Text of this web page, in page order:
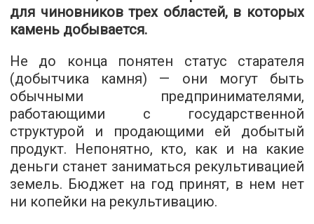
для чиновников трех областей, в которых
камень добывается.
Не до конца понятен статус старателя
(добытчика камня) — они могут быть
обычными предпринимателями,
работающими с государственной
структурой и продающими ей добытый
продукт. Непонятно, кто, как и на какие
деньги станет заниматься рекультивацией
земель. Бюджет на год принят, в нем нет
ни копейки на рекультивацию.